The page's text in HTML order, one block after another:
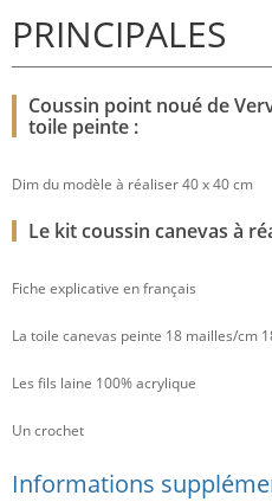
PRINCIPALES
Coussin point noué de
toile peinte :
Dim du modèle à réaliser 40 x 40 cm
Le kit coussin canevas à
Fiche explicative en français
La toile canevas peinte 18 mailles/cm
Les fils laine 100% acrylique
Un crochet
Informations